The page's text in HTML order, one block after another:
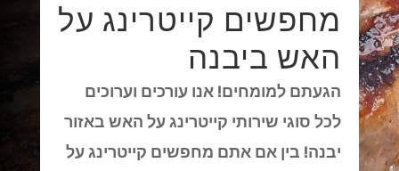
מחפשים קייטרינג על
האש ביבנה
הגעתם למומחים! אנו עורכים וערוכים
לכל סוגי שירותי קייטרינג על האש באזור
יבנה! בין אם אתם מחפשים קייטרינג על